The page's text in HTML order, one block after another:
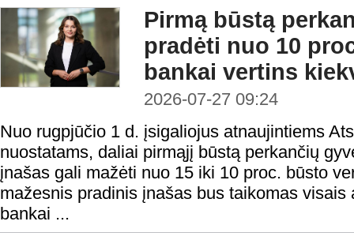
Pirmą būstą
pradėti nuo 10
bankai vertins
2026-07-27 09:24
Nuo rugpjūčio 1 d. įsigaliojus atnaujintiems
nuostatams, daliai pirmąjį būstą perkančių
įnašas gali mažėti nuo 15 iki 10 proc. būsto
mažesnis pradinis įnašas bus taikomas
bankai ...